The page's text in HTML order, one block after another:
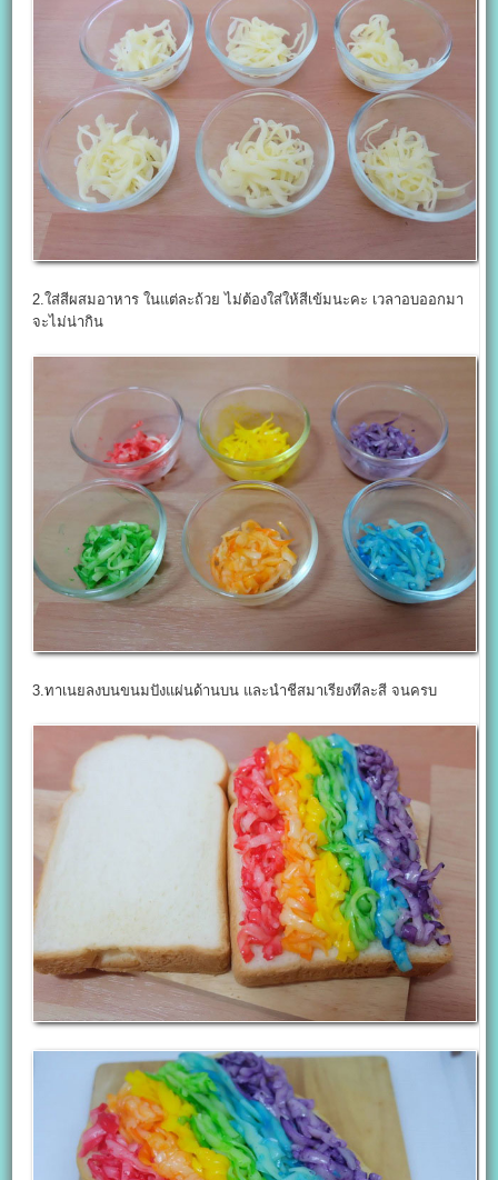
2.ใส่สีผสมอาหาร ในแต่ละถ้วย ไม่ต้องใส่ให้สีเข้มนะคะ เวลาอบออกมา
จะไม่น่ากิน
3.ทาเนยลงบนขนมปังแผ่นด้านบน และนำชีสมาเรียงทีละสี จนครบ